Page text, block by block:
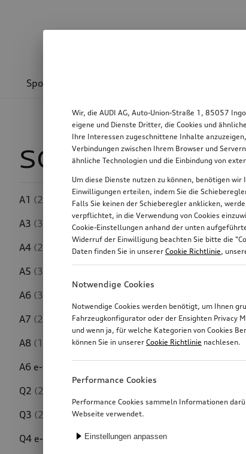
Sport & Design
SQ5 Sportback
A1 (232)
A3 (314)
A4 (267)
A5 (319)
A6 (311)
A7 (213)
A8 (197)
A6 e-tron
Q2 (241)
Q3 (283)
Q4 e-tron
(223)
Wir, die AUDI AG, Auto-Union-Straße 1, 85057
eigene und Dienste Dritter, die Cookies und
Ihre Interessen zugeschnittene Inhalte
Verbindungen zwischen Ihrem Browser und
ähnliche Technologien und die Einbindung von
Um diese Dienste nutzen zu können, benötigen
Einwilligungen erteilen, indem Sie die
Falls Sie keinen der Schieberegler anklicken,
verpflichtet, in die Verwendung von Cookies
Cookie-Einstellungen anhand der unten
Widerruf der Einwilligung beachten Sie bitte die
Daten finden Sie in unserer Cookie Richtlinie,
Notwendige Cookies
Notwendige Cookies werden benötigt, um Ihnen
Fahrzeugkonfigurator oder der Ensighten Privacy
und wenn ja, für welche Kategorien von Cookies
können Sie in unserer Cookie Richtlinie nachlesen.
Performance Cookies
Performance Cookies sammeln Informationen
Webseite verwendet.
Einstellungen anpassen